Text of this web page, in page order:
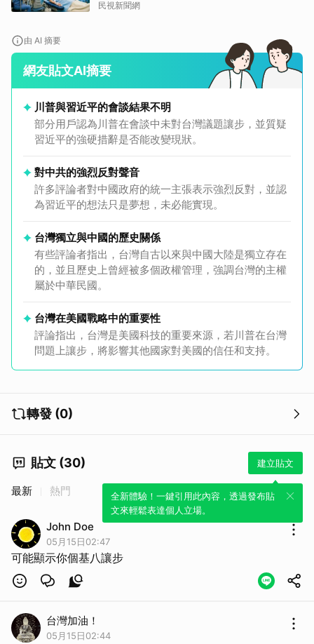
民視新聞網
由 AI 摘要
網友貼文AI摘要
川普與習近平的會談結果不明
部分用戶認為川普在會談中未對台灣議題讓步，並質疑
習近平的強硬措辭是否能改變現狀。
對中共的強烈反對聲音
許多評論者對中國政府的統一主張表示強烈反對，並認
為習近平的想法只是夢想，未必能實現。
台灣獨立與中國的歷史關係
有些評論者指出，台灣自古以來與中國大陸是獨立存在
的，並且歷史上曾經被多個政權管理，強調台灣的主權
屬於中華民國。
台灣在美國戰略中的重要性
評論指出，台灣是美國科技的重要來源，若川普在台灣
問題上讓步，將影響其他國家對美國的信任和支持。
轉發 (0)
貼文 (30) 建立貼文
全新體驗！一鍵引用此內容，透過發布貼
文來輕鬆表達個人立場。
最新 熱門
John Doe
05月15日02:47
可能顯示你個基八讓步
台灣加油！
05月15日02:44